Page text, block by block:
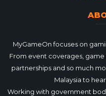
MyGameOn focuses on
From event coverages,
partnerships and so much
Malaysia to
Working with government